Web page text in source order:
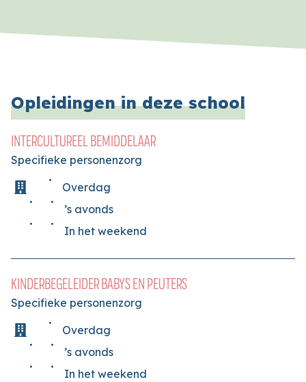
Opleidingen in deze school
INTERCULTUREEL BEMIDDELAAR
Specifieke personenzorg
Overdag
’s avonds
In het weekend
KINDERBEGELEIDER BABYS EN PEUTERS
Specifieke personenzorg
Overdag
’s avonds
In het weekend